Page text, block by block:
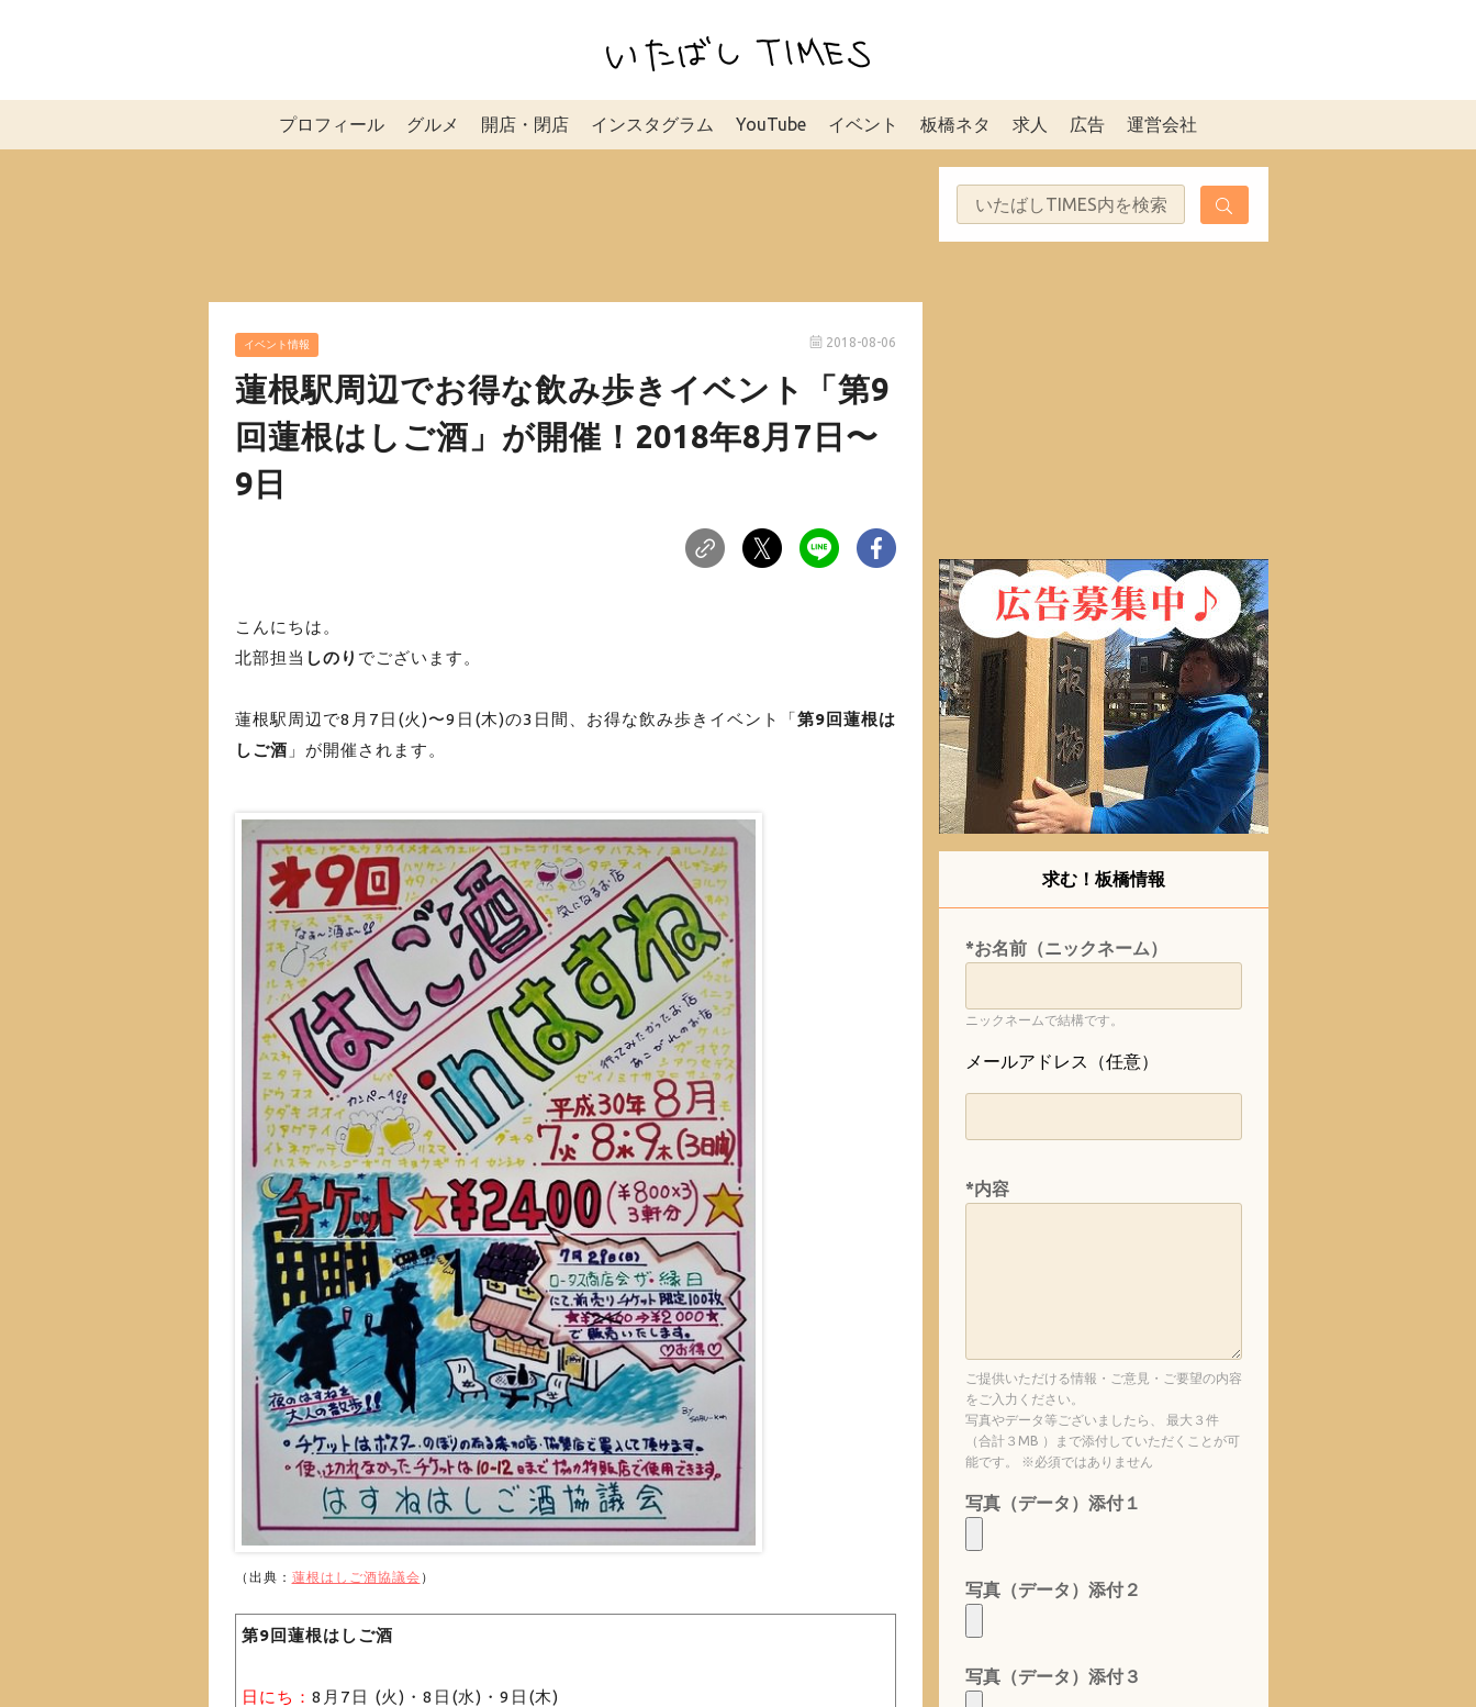
プロフィール グルメ 開店・閉店 インスタグラム YouTube イベント 板橋ネタ 求人 広告 運営会社
イベント情報 2018-08-06
蓮根駅周辺でお得な飲み歩きイベント「第9
回蓮根はしご酒」が開催！2018年8月7日〜
9日
こんにちは。
北部担当 しのり でございます。
蓮根駅周辺で8月7日(火)〜9日(木)の3日間、お得な飲み歩きイベント「第9回蓮根は
しご酒 」が開催されます。
（出典： 蓮根はしご酒協議会 ）
第9回蓮根はしご酒
日にち： 8月7日 (火)・8日(水)・9日(木)
求む！板橋情報
*お名前（ニックネーム）
ニックネームで結構です。
メールアドレス（任意）
*内容
ご提供いただける情報・ご意見・ご要望の内容
をご入力ください。
写真やデータ等ございましたら、 最大３件
（合計３MB ）まで添付していただくことが可
能です。 ※必須ではありません
写真（データ）添付１
写真（データ）添付２
写真（データ）添付３